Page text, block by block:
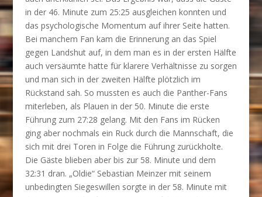
in der 46. Minute zum 25:25 ausgleichen konnten und
das psychologische Momentum auf ihrer Seite hatten.
Bei manchem Fan kam die Erinnerung an das Spiel
gegen Landshut auf, in dem man es in der ersten Hälfte
auch versäumte hatte für klarere Verhältnisse zu sorgen
und man sich in der zweiten Hälfte plötzlich im
Rückstand sah. So mussten es auch die Panther-Fans
miterleben, als Plauen in der 50. Minute die erste
Führung zum 27:28 gelang. Mit den Fans im Rücken
ging aber nochmals ein Ruck durch die Mannschaft, die
sich mit drei Toren in Folge die Führung zurückholte.
Die Gäste blieben aber bis zur 58. Minute und dem
32:31 dran. „Oldie“ Sebastian Meinzer mit seinem
unbedingten Siegeswillen sorgte in der 58. Minute mit